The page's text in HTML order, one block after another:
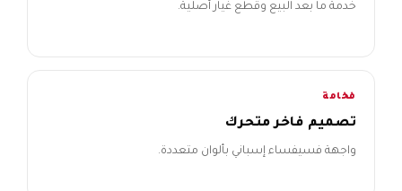
خدمة ما بعد البيع وقطع غيار أصلية.
فخامة
تصميم فاخر متحرك
واجهة فسيفساء إسباني بألوان متعددة.